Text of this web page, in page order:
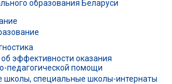
образования Беларуси
эффективности оказания
педагогической помощи
школы, специальные школы-интернаты